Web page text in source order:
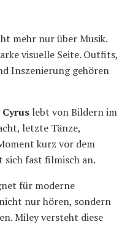
mehr nur über Musik.
visuelle Seite. Outfits,
Inszenierung gehören
lebt von Bildern im
letzte Tänze,
kurz vor dem
fast filmisch an.
für moderne
nur hören, sondern
Miley versteht diese